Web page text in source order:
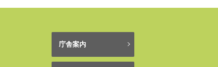
庁舎案内